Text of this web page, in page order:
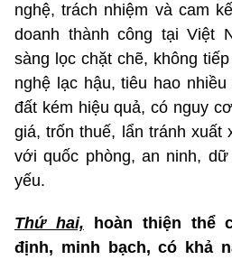
nghệ, trách nhiệm và cam
doanh thành công tại Việt
sàng lọc chặt chẽ, không
nghệ lạc hậu, tiêu hao
đất kém hiệu quả, có nguy
giá, trốn thuế, lẩn tránh xuất
với quốc phòng, an ninh,
yếu.
Thứ hai, hoàn thiện thể
định, minh bạch, có khả